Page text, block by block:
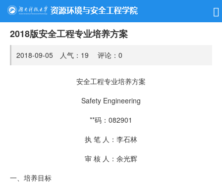
2018版安全工程专业培养方案
2018-09-05 人气： 19 评论： 0
安全工程专业培养方案
Safety Engineering
**码：082901
执 笔 人：李石林
审 核 人：余光辉
一、培养目标